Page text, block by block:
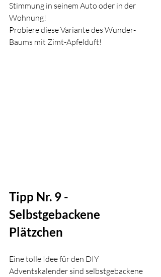
Stimmung in seinem Auto oder in der
Wohnung!
Probiere diese Variante des Wunder-
Baums mit Zimt-Apfelduft!
Tipp Nr. 9 -
Selbstgebackene
Plätzchen
Eine tolle Idee für den DIY
Adventskalender sind selbstgebackene